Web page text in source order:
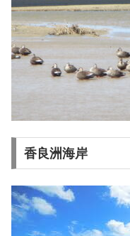
香良洲海岸